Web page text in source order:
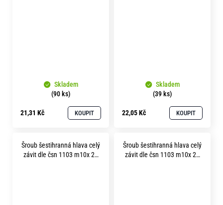
Skladem
(90 ks)
21,31 Kč KOUPIT
Skladem
(39 ks)
22,05 Kč KOUPIT
Šroub šestihranná hlava celý
závit dle čsn 1103 m10x 20
Šroub šestihranná hlava celý
závit dle čsn 1103 m10x 25